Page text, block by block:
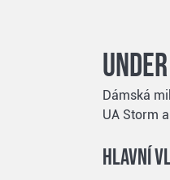
Dámská
UA Storm
Hlavní